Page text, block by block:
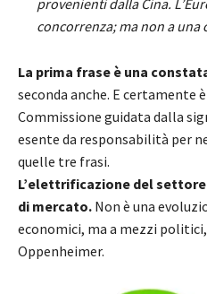
provenienti dalla Cina.
concorrenza; ma non a una
La prima frase è una
seconda anche. E certamente
Commissione guidata dalla
esente da responsabilità per
quelle tre frasi.
L’elettrificazione del
di mercato. Non è una
economici, ma a mezzi
Oppenheimer.